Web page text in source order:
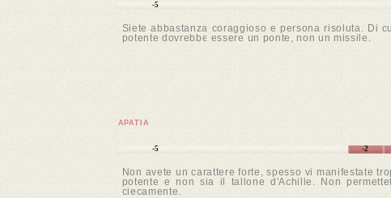
-5
Siete abbastanza coraggioso e persona risoluta. Di
potente dovrebbe essere un ponte, non un missile.
APATIA
-5 -2
Non avete un carattere forte, spesso vi manifestate
potente e non sia il tallone d'Achille. Non
ciecamente.